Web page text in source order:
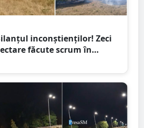
inconștienților! Zeci
făcute scrum în